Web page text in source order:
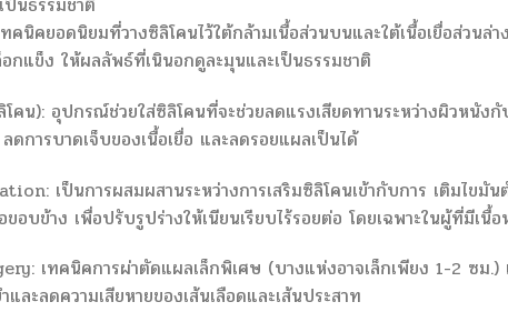
นิคยอดนิยมที่วางซิลิโคนไว้ใต้กล้ามเนื้อส่วนบนและใต้เนื้อเยื่อส่วนล่
กแข็ง ให้ผลลัพธ์ที่เนินอกดูละมุนและเป็นธรรมชาติ
น): อุปกรณ์ช่วยใส่ซิลิโคนที่จะช่วยลดแรงเสียดทานระหว่างผิวหนัง
ดการบาดเจ็บของเนื้อเยื่อ และลดรอยแผลเป็นได้
เป็นการผสมผสานระหว่างการเสริมซิลิโคนเข้ากับการ เติมไขมัน
บข้าง เพื่อปรับรูปร่างให้เนียนเรียบไร้รอยต่อ โดยเฉพาะในผู้ที่มีเนื้
เทคนิคการผ่าตัดแผลเล็กพิเศษ (บางแห่งอาจเล็กเพียง 1-2 ซม.)
ละลดความเสียหายของเส้นเลือดและเส้นประสาท